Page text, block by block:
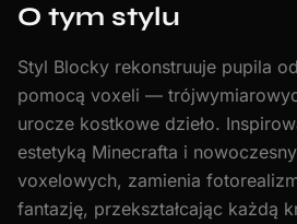
O tym stylu
Styl Blocky rekonstruuje pupila
pomocą voxeli —
urocze kostkowe dzieło.
estetyką Minecrafta i
voxelowych, zamienia
fantazję, przekształcając każdą